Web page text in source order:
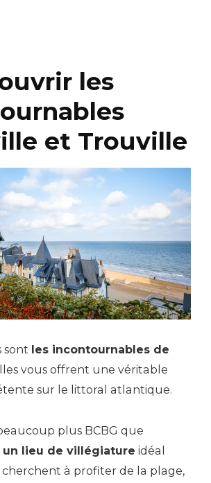
les
et Trouville
sont les incontournables de
vous offrent une véritable
sur le littoral atlantique.
plus BCBG que
un lieu de villégiature idéal
à profiter de la plage,